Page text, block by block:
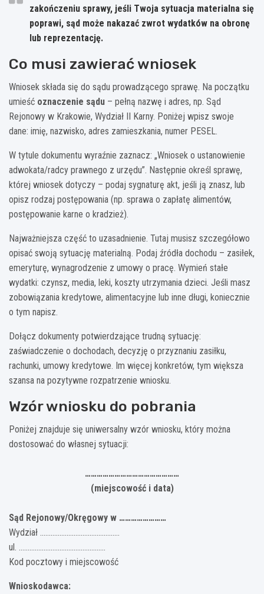
zakończeniu sprawy, jeśli Twoja sytuacja materialna się
poprawi, sąd może nakazać zwrot wydatków na obronę
lub reprezentację.
Co musi zawierać wniosek
Wniosek składa się do sądu prowadzącego sprawę. Na początku
umieść oznaczenie sądu – pełną nazwę i adres, np. Sąd
Rejonowy w Krakowie, Wydział II Karny. Poniżej wpisz swoje
dane: imię, nazwisko, adres zamieszkania, numer PESEL.
W tytule dokumentu wyraźnie zaznacz: „Wniosek o ustanowienie
adwokata/radcy prawnego z urzędu”. Następnie określ sprawę,
której wniosek dotyczy – podaj sygnaturę akt, jeśli ją znasz, lub
opisz rodzaj postępowania (np. sprawa o zapłatę alimentów,
postępowanie karne o kradzież).
Najważniejsza część to uzasadnienie. Tutaj musisz szczegółowo
opisać swoją sytuację materialną. Podaj źródła dochodu – zasiłek,
emeryturę, wynagrodzenie z umowy o pracę. Wymień stałe
wydatki: czynsz, media, leki, koszty utrzymania dzieci. Jeśli masz
zobowiązania kredytowe, alimentacyjne lub inne długi, koniecznie
o tym napisz.
Dołącz dokumenty potwierdzające trudną sytuację:
zaświadczenie o dochodach, decyzję o przyznaniu zasiłku,
rachunki, umowy kredytowe. Im więcej konkretów, tym większa
szansa na pozytywne rozpatrzenie wniosku.
Wzór wniosku do pobrania
Poniżej znajduje się uniwersalny wzór wniosku, który można
dostosować do własnej sytuacji:
…………………………………………
(miejscowość i data)
Sąd Rejonowy/Okręgowy w ……………………
Wydział ………………………………………
ul. ………………………………………….
Kod pocztowy i miejscowość
Wnioskodawca: